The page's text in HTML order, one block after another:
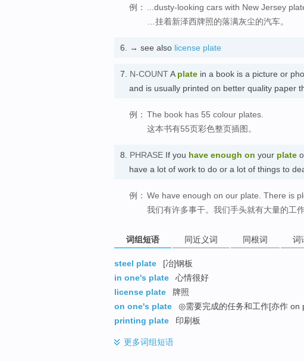
例：
...dusty-looking cars with New Jersey
…挂着新泽西牌照的落满灰尘的汽车。
6. → see also license plate
7. N-COUNTA plate in a book is a picture or
and is usually printed on better quality paper
例： The book has 55 colour plates.
这本书有55页彩色整页插图。
8. PHRASE If you have enough on your plate
have a lot of work to do or a lot of things to
例： We have enough on our plate. There is
我们有许多事干。我们手头就有大量的工作
词组短语 同近义词 同根词 词
steel plate
[冶]钢板
in one's plate
心情很好
license plate
牌照
on one's plate
◎需要完成的任务和工作[亦作
printing plate
印刷板
更多词组短语